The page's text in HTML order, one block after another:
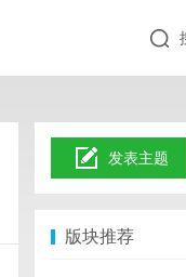
发表主题
版块推荐